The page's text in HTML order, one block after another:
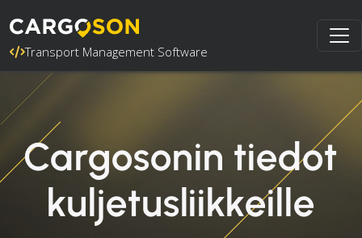
Transport Management Software
Cargosonin tiedot
kuljetusliikkeille